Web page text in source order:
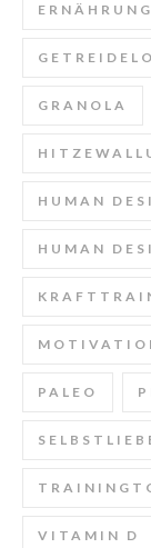
ERNÄHRUNG
GRANOLA
HUMAN
HUMAN
PALEO
VITAMIN D